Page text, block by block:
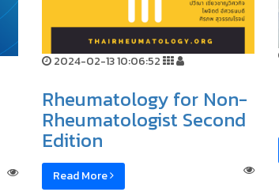
2024-02-13 10:06:52
Rheumatology for Non-
Rheumatologist Second
Edition
Read More